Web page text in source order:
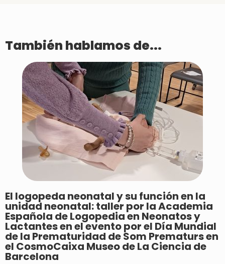
También hablamos de...
El logopeda neonatal y su función en la
unidad neonatal: taller por la Academia
Española de Logopedia en Neonatos y
Lactantes en el evento por el Día Mundial
de la Prematuridad de Som Prematurs en
el CosmoCaixa Museo de La Ciencia de
Barcelona